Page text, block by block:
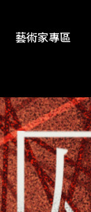
活動 場地資訊
藝術家專區